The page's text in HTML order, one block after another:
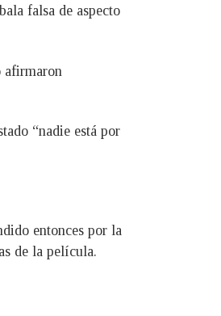
falsa de aspecto
afirmaron
“nadie está por
entonces por la
de la película.